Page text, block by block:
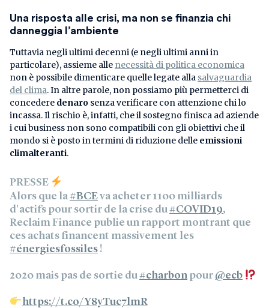
Una risposta alle crisi, ma non se finanzia chi
danneggia l’ambiente
Tuttavia negli ultimi decenni (e negli ultimi anni in
particolare), assieme alle necessità di politica economica
non è possibile dimenticare quelle legate alla salvaguardia
del clima. In altre parole, non possiamo più permetterci di
concedere denaro senza verificare con attenzione chi lo
incassa. Il rischio è, infatti, che il sostegno finisca ad aziende
i cui business non sono compatibili con gli obiettivi che il
mondo si è posto in termini di riduzione delle emissioni
climalteranti.
PRESSE
Alors que la #BCEva acheter 1100 milliards
d'actifs pour sortir de la crise du #COVID19,
Reclaim Finance publie un rapport montrant que
ces achats financent massivement les
#énergiesfossiles !
2020 mais pas de sortie du#charbon pour @ecb
https://t.co/Y8yTuc7lmR